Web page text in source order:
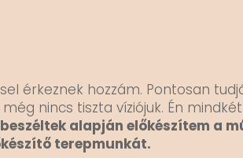
érkeznek hozzám. Pontosan
nincs tiszta víziójuk. Én
alapján előkészítem a
terepmunkát.